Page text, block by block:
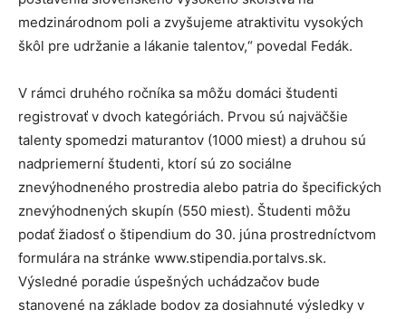
medzinárodnom poli a zvyšujeme atraktivitu vysokých
škôl pre udržanie a lákanie talentov,“ povedal Fedák.
V rámci druhého ročníka sa môžu domáci študenti
registrovať v dvoch kategóriách. Prvou sú najväčšie
talenty spomedzi maturantov (1000 miest) a druhou sú
nadpriemerní študenti, ktorí sú zo sociálne
znevýhodneného prostredia alebo patria do špecifických
znevýhodnených skupín (550 miest). Študenti môžu
podať žiadosť o štipendium do 30. júna prostredníctvom
formulára na stránke www.stipendia.portalvs.sk.
Výsledné poradie úspešných uchádzačov bude
stanovené na základe bodov za dosiahnuté výsledky v